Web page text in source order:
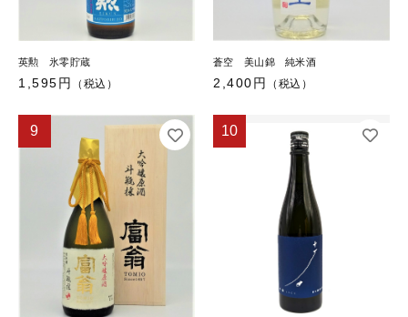
英勲 氷零貯蔵
1,595円 （税込）
蒼空 美山錦 純米酒
2,400円 （税込）
9 10